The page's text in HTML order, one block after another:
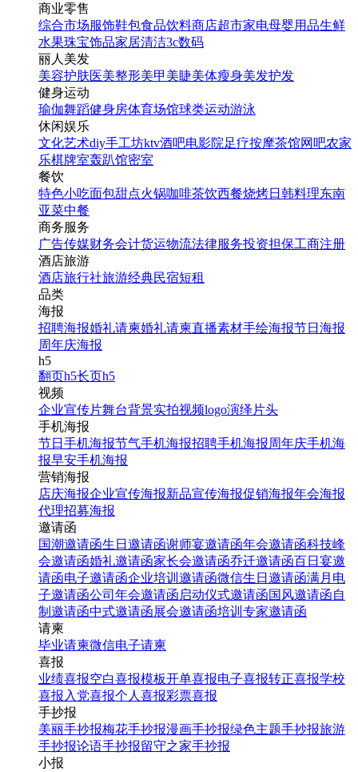
商业零售
综合市场服饰鞋包食品饮料商店超市家电母婴用品生鲜
水果珠宝饰品家居清洁3c数码
丽人美发
美容护肤医美整形美甲美睫美体瘦身美发护发
健身运动
瑜伽舞蹈健身房体育场馆球类运动游泳
休闲娱乐
文化艺术diy手工坊ktv酒吧电影院足疗按摩茶馆网吧农家
乐棋牌室轰趴馆密室
餐饮
特色小吃面包甜点火锅咖啡茶饮西餐烧烤日韩料理东南
亚菜中餐
商务服务
广告传媒财务会计货运物流法律服务投资担保工商注册
酒店旅游
酒店旅行社旅游经典民宿短租
品类
海报
招聘海报婚礼请柬婚礼请柬直播素材手绘海报节日海报
周年庆海报
h5
翻页h5长页h5
视频
企业宣传片舞台背景实拍视频logo演绎 片头
手机海报
节日手机海报节气手机海报招聘手机海报周年庆手机海
报早安手机海报
营销海报
店庆海报企业宣传海报新品宣传海报促销海报年会海报
代理招募海报
邀请函
国潮邀请函生日邀请函谢师宴邀请函年会邀请函科技峰
会邀请函婚礼邀请函家长会邀请函乔迁邀请函百日宴邀
请函电子邀请函企业培训邀请函微信生日邀请函满月电
子邀请函公司年会邀请函 启动仪式邀请函国风邀请函自
制邀请函中式邀请函展会邀请函培训专家邀请函
请柬
毕业请柬微信电子请柬
喜报
业绩喜报空白喜报模板开单喜报电子喜报转正喜报学校
喜报 入党喜报个人喜报彩票喜报
手抄报
美丽手抄报梅花手抄报漫画手抄报绿色主题手抄报旅游
手抄报论语手抄报留守之家手抄报
小报